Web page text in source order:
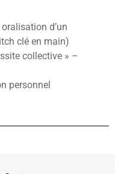
d’un
clé en main)
collective » –
personnel